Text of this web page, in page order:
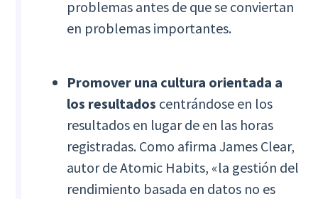
problemas antes de que se conviertan
en problemas importantes.
Promover una cultura orientada a
los resultados centrándose en los
resultados en lugar de en las horas
registradas. Como afirma James Clear,
autor de Atomic Habits, «la gestión del
rendimiento basada en datos no es